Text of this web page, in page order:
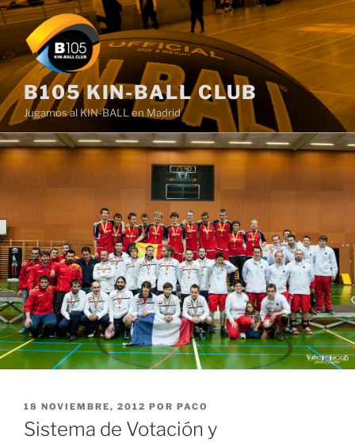
Saltar
al
contenido
B105 KIN-BALL CLUB
Jugamos al KIN-BALL en Madrid
PUBLICADO
EL
18 NOVIEMBRE, 2012 POR PACO
Sistema de Votación y